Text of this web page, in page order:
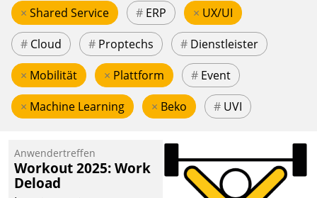
× Shared Service # ERP × UX/UI
# Cloud # Proptechs # Dienstleister
× Mobilität × Plattform # Event
× Machine Learning × Beko # UVI
Anwendertreffen
Workout 2025: Work
Deload